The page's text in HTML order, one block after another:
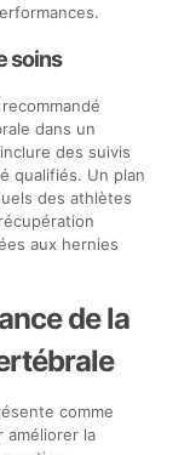
soins
dans un
des suivis
qualifiés. Un plan
des athlètes
aux hernies
de la
comme
améliorer la